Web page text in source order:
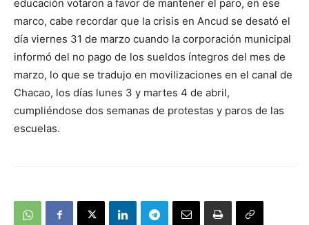
educación votaron a favor de mantener el paro, en ese
marco, cabe recordar que la crisis en Ancud se desató el
día viernes 31 de marzo cuando la corporación municipal
informó del no pago de los sueldos íntegros del mes de
marzo, lo que se tradujo en movilizaciones en el canal de
Chacao, los días lunes 3 y martes 4 de abril,
cumpliéndose dos semanas de protestas y paros de las
escuelas.